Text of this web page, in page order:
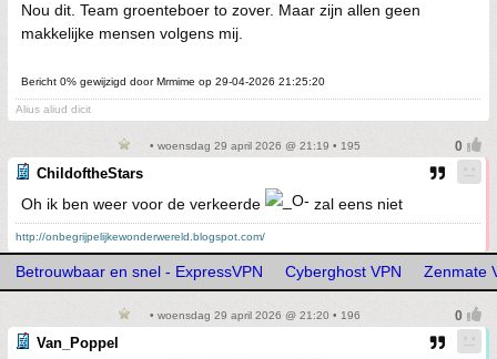
Nou dit. Team groenteboer to zover. Maar zijn allen geen
makkelijke mensen volgens mij.
Bericht 0% gewijzigd door Mrmime op 29-04-2026 21:25:20
Alius aliud dicit
• woensdag 29 april 2026 @ 21:19 • 195
ChildoftheStars
Oh ik ben weer voor de verkeerde zal eens niet
http://onbegrijpelijkewonderwereld.blogspot.com/
Betrouwbaar en snel - ExpressVPN Cyberghost VPN Zenmate
• woensdag 29 april 2026 @ 21:20 • 196
Van_Poppel